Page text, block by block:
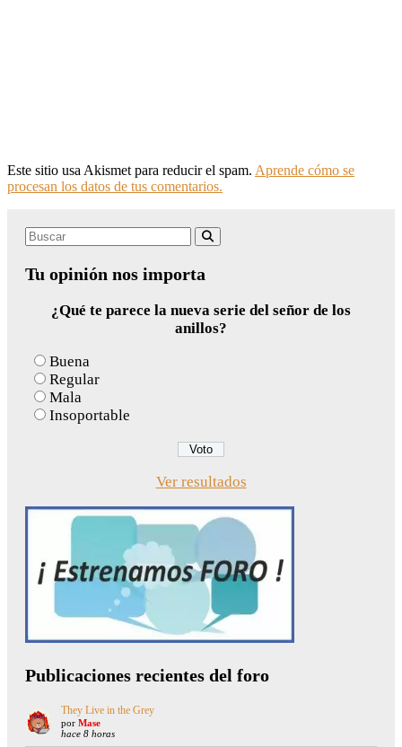
Este sitio usa Akismet para reducir el spam. Aprende cómo se
procesan los datos de tus comentarios.
Search
Tu opinión nos importa
¿Qué te parece la nueva serie del señor de los
anillos?
Buena
Regular
Mala
Insoportable
Ver resultados
Publicaciones recientes del foro
They Live in the Grey
por Mase
hace 8 horas